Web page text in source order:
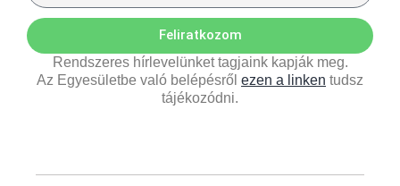
Feliratkozom
Rendszeres hírlevelünket tagjaink kapják meg.
Az Egyesületbe való belépésről ezen a linken tudsz
tájékozódni.